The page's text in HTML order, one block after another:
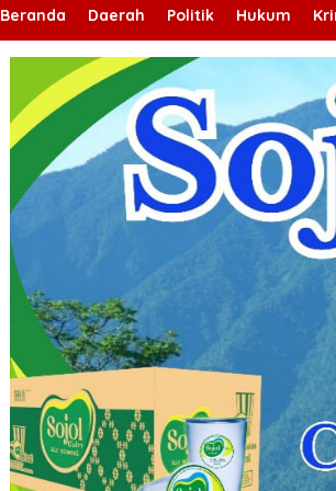
Beranda Daerah Politik Hukum